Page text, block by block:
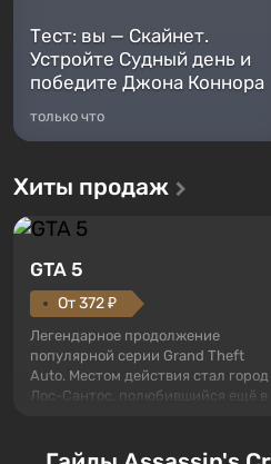
Тест: вы — Скайнет.
Устройте Судный день и
победите Джона Коннора
только что
Хиты продаж
GTA 5
От 372 ₽
Легендарное продолжение
популярной серии Grand Theft
Auto. Местом действия стал город
Лос-Сантос, полюбившийся ещё в
сразу трех персонажей: Майкла,